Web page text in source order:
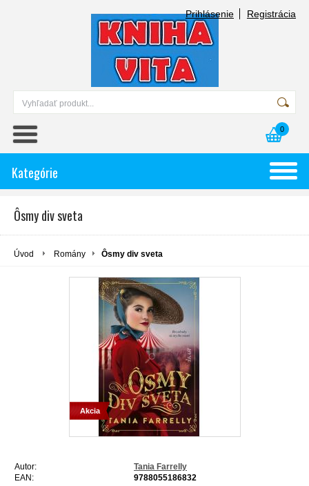
Prihlásenie Registrácia
0
Kategórie
Ôsmy div sveta
Úvod Romány Ôsmy div sveta
Akcia
Autor:
Tania Farrelly
EAN:
9788055186832